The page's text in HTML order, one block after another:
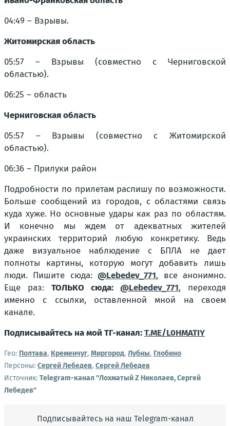
04:49 – Взрывы.
Житомирская область
05:57 – Взрывы (совместно с Черниговской
областью).
06:25 – область
Черниговская область
05:57 – Взрывы (совместно с Житомирской
областью).
06:36 – Прилуки район
Подробности по прилетам распишу по возможности.
Больше сообщений из городов, с областями связь
куда хуже. Но основные удары как раз по областям.
И конечно мы ждем от адекватных жителей
украинских территорий любую конкретику. Ведь
даже визуальное наблюдение с БПЛА не дает
полноты картины, которую могут добавить лишь
люди. Пишите сюда:@Lebedev_771, все анонимно.
Еще раз: ТОЛЬКО сюда: @Lebedev_771, переходя
именно с ссылки, оставленной мной на своем
канале.
Подписывайтесь на мой ТГ-канал:T.ME/L0HMATIY
Гео: Полтава, Кременчуг, Миргород, Лубны, Глобино
Персоны: Сергей Лебедев, Сергей Лебедев
Источник: Telegram-канал "Лохматый Z Николаев, Сергей
Лебедев"
Подписывайтесь на наш Telegram-канал